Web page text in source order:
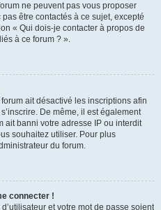
ne peuvent pas vous proposer
être contactés à ce sujet, excepté
« Qui dois-je contacter à propos de
à ce forum ? ».
ait désactivé les inscriptions afin
De même, il est également
ait banni votre adresse IP ou interdit
souhaitez utiliser. Pour plus
du forum.
connecter !
et votre mot de passe soient